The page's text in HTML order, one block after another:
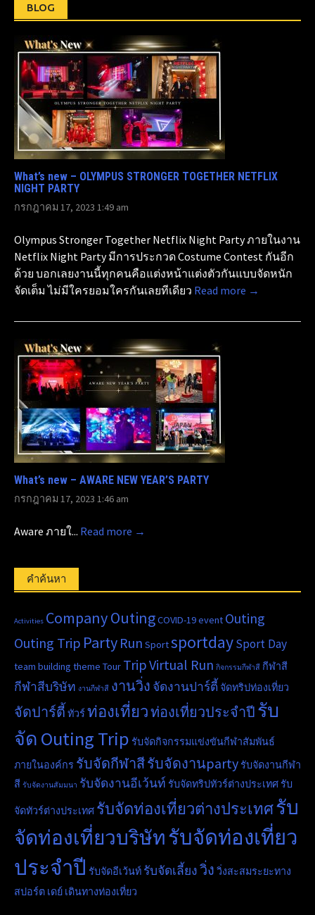
BLOG
What’s new – OLYMPUS STRONGER TOGETHER NETFLIX
NIGHT PARTY
กรกฎาคม 17, 2023 1:49 am
Olympus Stronger Together Netflix Night Party ภายในงาน
Netflix Night Party มีการประกวด Costume Contest กันอีก
ด้วย บอกเลยงานนี้ทุกคนคือแต่งหน้าแต่งตัวกันแบบจัดหนัก
จัดเต็ม ไม่มีใครยอมใครกันเลยทีเดียว Read more →
What’s new – AWARE NEW YEAR’S PARTY
กรกฎาคม 17, 2023 1:46 am
Aware ภายใ... Read more →
คำค้นหา
Activities Company OutingCOVID-19event Outing
Outing Trip Party Run SportsportdaySport Day
team building theme Tour TripVirtual Run กิจกรรมกีฬาสี กีฬาสี
กีฬาสีบริษัท งานกีฬาสี งานวิ่ง จัดงานปาร์ตี้ จัดทริปท่องเที่ยว
จัดปาร์ตี้ ทัวร์ท่องเที่ยวท่องเที่ยวประจำปี รับ
จัด Outing Trip รับจัดกิจกรรมแข่งขันกีฬาสัมพันธ์
ภายในองค์กร รับจัดกีฬาสีรับจัดงานpartyรับจัดงานกีฬา
สี รับจัดงานสัมมนา รับจัดงานอีเว้นท์ รับจัดทริปทัวร์ต่างประเทศรับ
จัดทัวร์ต่างประเทศ รับจัดท่องเที่ยวต่างประเทศรับ
จัดท่องเที่ยวบริษัทรับจัดท่องเที่ยว
ประจำปี รับจัดอีเว้นท์ รับจัดเลี้ยงวิ่ง วิ่งสะสมระยะทาง
สปอร์ต เดย์ เดินทางท่องเที่ยว